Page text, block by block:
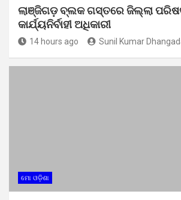
ଲାଞ୍ଜିଗଡ଼ ବ୍ଲକ ଗସ୍ତରେ ଜିଲ୍ଲା
କାର୍ଯ୍ୟନିର୍ବାହୀ ଅଧିକାରୀ
14 hours ago Sunil Kumar
ମୋ ଓଡ଼ିଶା